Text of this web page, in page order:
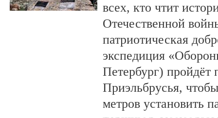
всех, кто чтит
Отечественной
патриотическая
экспедиция
Петербург) пройдёт
Приэльбрусья,
метров установить